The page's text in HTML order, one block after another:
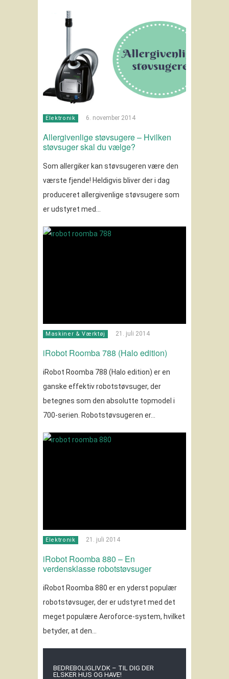
Elektronik 6. november 2014
Allergivenlige støvsugere – Hvilken
støvsuger skal du vælge?
Som allergiker kan støvsugeren være den
værste fjende! Heldigvis bliver der i dag
produceret allergivenlige støvsugere som
er udstyret med…
Maskiner & Værktøj 21. juli 2014
iRobot Roomba 788 (Halo edition)
iRobot Roomba 788 (Halo edition) er en
ganske effektiv robotstøvsuger, der
betegnes som den absolutte topmodel i
700-serien. Robotstøvsugeren er…
Elektronik 21. juli 2014
iRobot Roomba 880 – En
verdensklasse robotstøvsuger
iRobot Roomba 880 er en yderst populær
robotstøvsuger, der er udstyret med det
meget populære Aeroforce-system, hvilket
betyder, at den…
BEDREBOLIGLIV.DK – TIL DIG DER
ELSKER HUS OG HAVE!